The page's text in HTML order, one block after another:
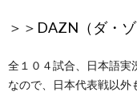
＞＞ DAZN（ダ・ゾ
全１０４試合、日本語実
なので、日本代表戦以外